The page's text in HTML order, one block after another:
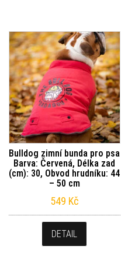
Bulldog zimní bunda pro psa
Barva: Červená, Délka zad
(cm): 30, Obvod hrudníku: 44
– 50 cm
549 Kč
DETAIL